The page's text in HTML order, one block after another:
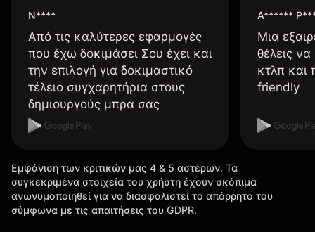
N****
Από τις καλύτερες εφαρμογές
που έχω δοκιμάσει Σου έχει και
την επιλογή για δοκιμαστικό
τέλειο συγχαρητήρια στους
δημιουργούς μπρα σας
A******
Μια
θέλεις
κτλπ και
friendly
Εμφάνιση των κριτικών μας 4 & 5 αστέρων. Τα
συγκεκριμένα στοιχεία του χρήστη έχουν σκόπιμα
ανωνυμοποιηθεί για να διασφαλιστεί το απόρρητο του
σύμφωνα με τις απαιτήσεις του GDPR.